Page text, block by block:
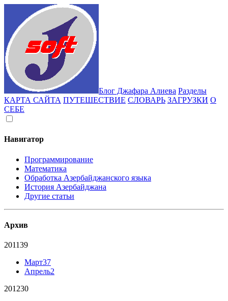
Блог Джафара Алиева Разделы
КАРТА САЙТА ПУТЕШЕСТВИЕ СЛОВАРЬ ЗАГРУЗКИ О
СЕБЕ
Навигатор
Программирование
Математика
Обработка Азербайджанского языка
История Азербайджана
Другие статьи
Архив
201139
Март37
Апрель2
201230